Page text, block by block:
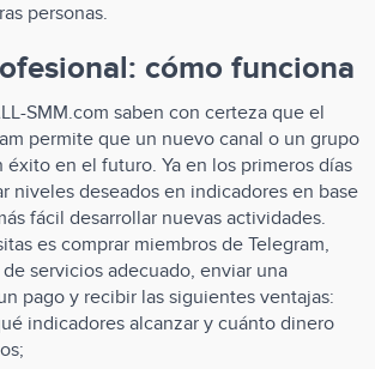
personas.
cómo funciona
SMM.com saben con certeza que el
permite que un nuevo canal o un grupo
éxito en el futuro. Ya en los primeros días
niveles deseados en indicadores en base
fácil desarrollar nuevas actividades.
es comprar miembros de Telegram,
servicios adecuado, enviar una
pago y recibir las siguientes ventajas:
indicadores alcanzar y cuánto dinero